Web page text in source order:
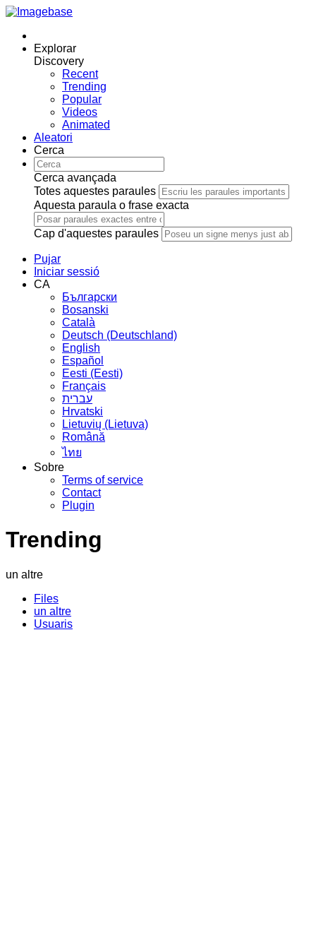
Explorar
Discovery
Recent
Trending
Popular
Videos
Animated
Aleatori
Cerca
Cerca avançada
Totes aquestes paraules
Aquesta paraula o frase exacta
Cap d'aquestes paraules
Pujar
Iniciar sessió
CA
Български
Bosanski
Сatalà
Deutsch (Deutschland)
English
Español
Eesti (Eesti)
Français
עברית
Hrvatski
Lietuvių (Lietuva)
Română
ไทย
Sobre
Terms of service
Contact
Plugin
Trending
un altre
Files
un altre
Usuaris